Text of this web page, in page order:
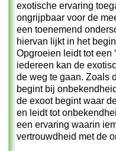
exotische ervaring
ongrijpbaar voor de
een toenemend
hiervan lijkt in het
Opgroeien leidt tot een
iedereen kan de
de weg te gaan. Zoals
begint bij
de exoot begint waar
en leidt tot
een ervaring waarin
vertrouwdheid met de